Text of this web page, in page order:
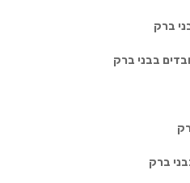
ברק
בבני ברק
ברק